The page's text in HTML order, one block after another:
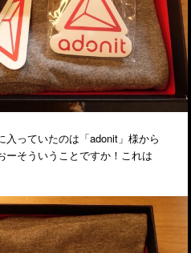
っていたのは「adonit」様から
ーそういうことですか！これは